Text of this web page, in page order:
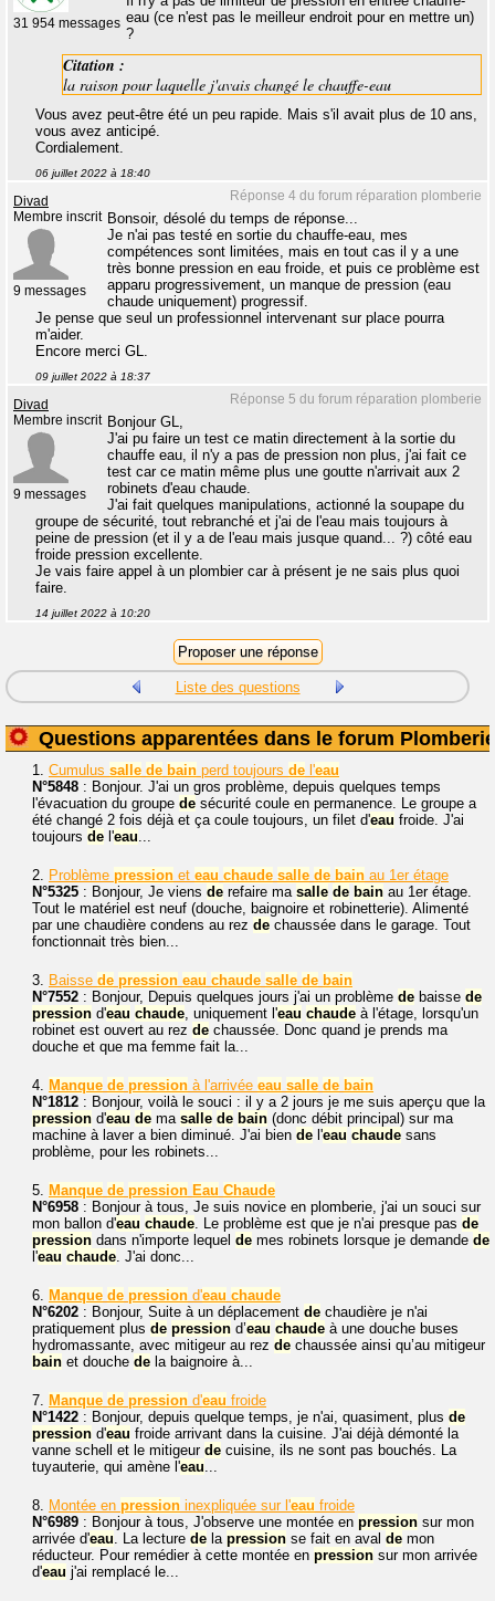
31 954 messages eau (ce n'est pas le meilleur endroit pour en mettre un)
?
Citation :
la raison pour laquelle j'avais changé le chauffe-eau
Vous avez peut-être été un peu rapide. Mais s'il avait plus de 10 ans,
vous avez anticipé.
Cordialement.
06 juillet 2022 à 18:40
Réponse 4 du forum réparation plomberie
Divad
Membre inscrit
9 messages
Bonsoir, désolé du temps de réponse...
Je n'ai pas testé en sortie du chauffe-eau, mes
compétences sont limitées, mais en tout cas il y a une
très bonne pression en eau froide, et puis ce problème est
apparu progressivement, un manque de pression (eau
chaude uniquement) progressif.
Je pense que seul un professionnel intervenant sur place pourra
m'aider.
Encore merci GL.
09 juillet 2022 à 18:37
Réponse 5 du forum réparation plomberie
Divad
Membre inscrit
9 messages
Bonjour GL,
J'ai pu faire un test ce matin directement à la sortie du
chauffe eau, il n'y a pas de pression non plus, j'ai fait ce
test car ce matin même plus une goutte n'arrivait aux 2
robinets d'eau chaude.
J'ai fait quelques manipulations, actionné la soupape du
groupe de sécurité, tout rebranché et j'ai de l'eau mais toujours à
peine de pression (et il y a de l'eau mais jusque quand... ?) côté eau
froide pression excellente.
Je vais faire appel à un plombier car à présent je ne sais plus quoi
faire.
14 juillet 2022 à 10:20
Liste des questions
Questions apparentées dans le forum Plomberie
1. Cumulus salle de bain perd toujours de l'eau
N°5848 : Bonjour. J'ai un gros problème, depuis quelques temps
l'évacuation du groupe de sécurité coule en permanence. Le groupe a
été changé 2 fois déjà et ça coule toujours, un filet d'eau froide. J'ai
toujours de l'eau...
2. Problème pression et eau chaude salle de bain au 1er étage
N°5325 : Bonjour, Je viens de refaire ma salle de bain au 1er étage.
Tout le matériel est neuf (douche, baignoire et robinetterie). Alimenté
par une chaudière condens au rez de chaussée dans le garage. Tout
fonctionnait très bien...
3. Baisse de pression eau chaude salle de bain
N°7552 : Bonjour, Depuis quelques jours j'ai un problème de baisse de
pression d'eau chaude, uniquement l'eau chaude à l'étage, lorsqu'un
robinet est ouvert au rez de chaussée. Donc quand je prends ma
douche et que ma femme fait la...
4. Manque de pression à l'arrivée eau salle de bain
N°1812 : Bonjour, voilà le souci : il y a 2 jours je me suis aperçu que la
pression d'eau de ma salle de bain (donc débit principal) sur ma
machine à laver a bien diminué. J'ai bien de l'eau chaude sans
problème, pour les robinets...
5. Manque de pression Eau Chaude
N°6958 : Bonjour à tous, Je suis novice en plomberie, j'ai un souci sur
mon ballon d'eau chaude. Le problème est que je n'ai presque pas de
pression dans n'importe lequel de mes robinets lorsque je demande de
l'eau chaude. J'ai donc...
6. Manque de pression d'eau chaude
N°6202 : Bonjour, Suite à un déplacement de chaudière je n'ai
pratiquement plus de pression d’eau chaude à une douche buses
hydromassante, avec mitigeur au rez de chaussée ainsi qu’au mitigeur
bain et douche de la baignoire à...
7. Manque de pression d'eau froide
N°1422 : Bonjour, depuis quelque temps, je n'ai, quasiment, plus de
pression d'eau froide arrivant dans la cuisine. J'ai déjà démonté la
vanne schell et le mitigeur de cuisine, ils ne sont pas bouchés. La
tuyauterie, qui amène l'eau...
8. Montée en pression inexpliquée sur l'eau froide
N°6989 : Bonjour à tous, J'observe une montée en pression sur mon
arrivée d'eau. La lecture de la pression se fait en aval de mon
réducteur. Pour remédier à cette montée en pression sur mon arrivée
d'eau j'ai remplacé le...